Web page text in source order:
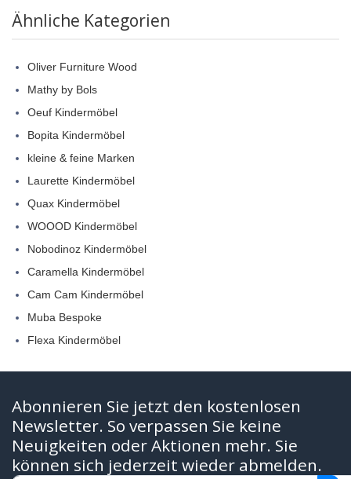
Ähnliche Kategorien
Oliver Furniture Wood
Mathy by Bols
Oeuf Kindermöbel
Bopita Kindermöbel
kleine & feine Marken
Laurette Kindermöbel
Quax Kindermöbel
WOOOD Kindermöbel
Nobodinoz Kindermöbel
Caramella Kindermöbel
Cam Cam Kindermöbel
Muba Bespoke
Flexa Kindermöbel
Abonnieren Sie jetzt den kostenlosen
Newsletter. So verpassen Sie keine
Neuigkeiten oder Aktionen mehr. Sie
können sich jederzeit wieder abmelden.